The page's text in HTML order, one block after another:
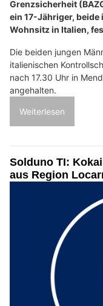
Grenzsicherheit
ein 17-Jähriger,
Wohnsitz in Italien,
Die beiden jungen
italienischen
nach 17.30 Uhr in
angehalten.
Weiterlesen
Solduno TI:
aus Region